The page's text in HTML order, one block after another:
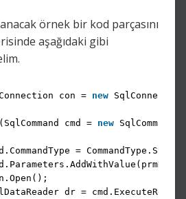
örnek bir kod parçasını
aşağıdaki gibi
con = new
(SqlCommand cmd = new
=
dr =